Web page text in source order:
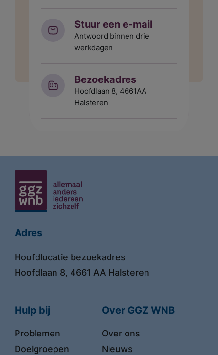
Stuur een e-mail
Antwoord binnen drie
werkdagen
Bezoekadres
Hoofdlaan 8, 4661AA
Halsteren
Adres
Hoofdlocatie bezoekadres
Hoofdlaan 8, 4661 AA Halsteren
Hulp bij
Problemen
Doelgroepen
Over GGZ WNB
Over ons
Nieuws